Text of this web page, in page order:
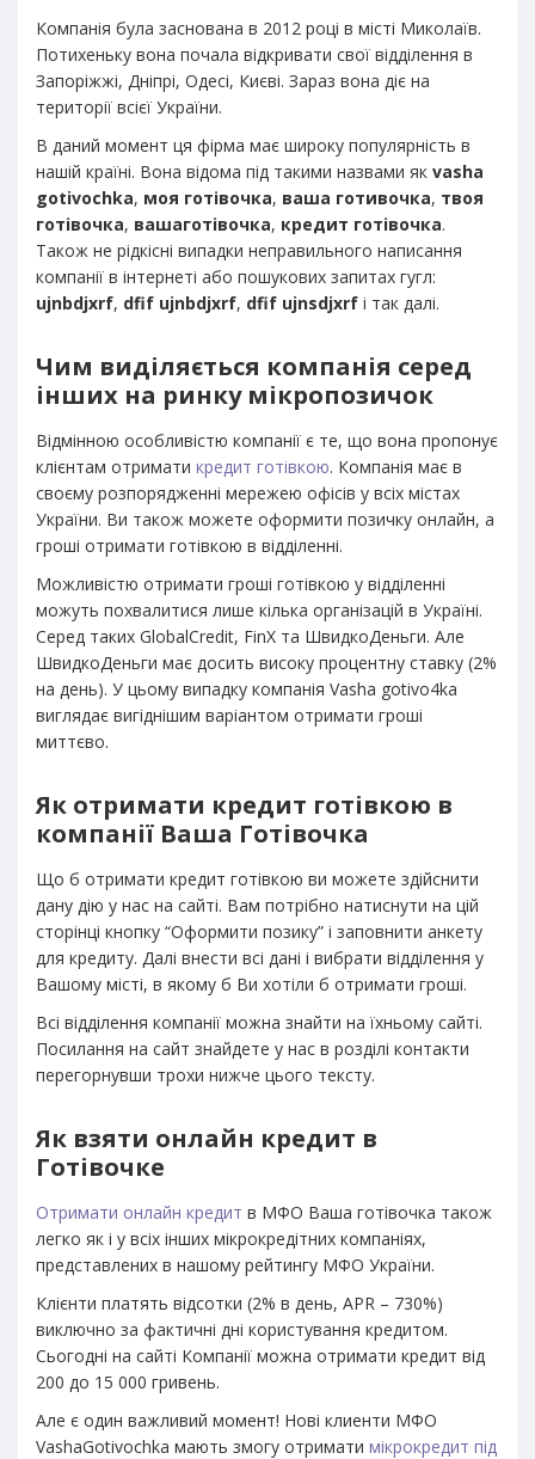
Компанія була заснована в 2012 році в місті Миколаїв.
Потихеньку вона почала відкривати свої відділення в
Запоріжжі, Дніпрі, Одесі, Києві. Зараз вона діє на
території всієї України.
В даний момент ця фірма має широку популярність в
нашій країні. Вона відома під такими назвами як vasha
gotivochka, моя готівочка, ваша готивочка, твоя
готівочка, вашаготівочка, кредит готівочка.
Також не рідкісні випадки неправильного написання
компанії в інтернеті або пошукових запитах гугл:
ujnbdjxrf, dfif ujnbdjxrf, dfif ujnsdjxrf і так далі.
Чим виділяється компанія серед
інших на ринку мікропозичок
Відмінною особливістю компанії є те, що вона пропонує
клієнтам отримати кредит готівкою. Компанія має в
своєму розпорядженні мережею офісів у всіх містах
України. Ви також можете оформити позичку онлайн, а
гроші отримати готівкою в відділенні.
Можливістю отримати гроші готівкою у відділенні
можуть похвалитися лише кілька організацій в Україні.
Серед таких GlobalCredit, FinX та ШвидкоДеньги. Але
ШвидкоДеньги має досить високу процентну ставку (2%
на день). У цьому випадку компанія Vasha gotivo4ka
виглядає вигіднішим варіантом отримати гроші
миттєво.
Як отримати кредит готівкою в
компанії Ваша Готівочка
Що б отримати кредит готівкою ви можете здійснити
дану дію у нас на сайті. Вам потрібно натиснути на цій
сторінці кнопку “Оформити позику” і заповнити анкету
для кредиту. Далі внести всі дані і вибрати відділення у
Вашому місті, в якому б Ви хотіли б отримати гроші.
Всі відділення компанії можна знайти на їхньому сайті.
Посилання на сайт знайдете у нас в розділі контакти
перегорнувши трохи нижче цього тексту.
Як взяти онлайн кредит в
Готівочке
Отримати онлайн кредит в МФО Ваша готівочка також
легко як і у всіх інших мікрокредітних компаніях,
представлених в нашому рейтингу МФО України.
Клієнти платять відсотки (2% в день, APR – 730%)
виключно за фактичні дні користування кредитом.
Сьогодні на сайті Компанії можна отримати кредит від
200 до 15 000 гривень.
Але є один важливий момент! Нові клиенти МФО
VashaGotivochka мають змогу отримати мікрокредит під